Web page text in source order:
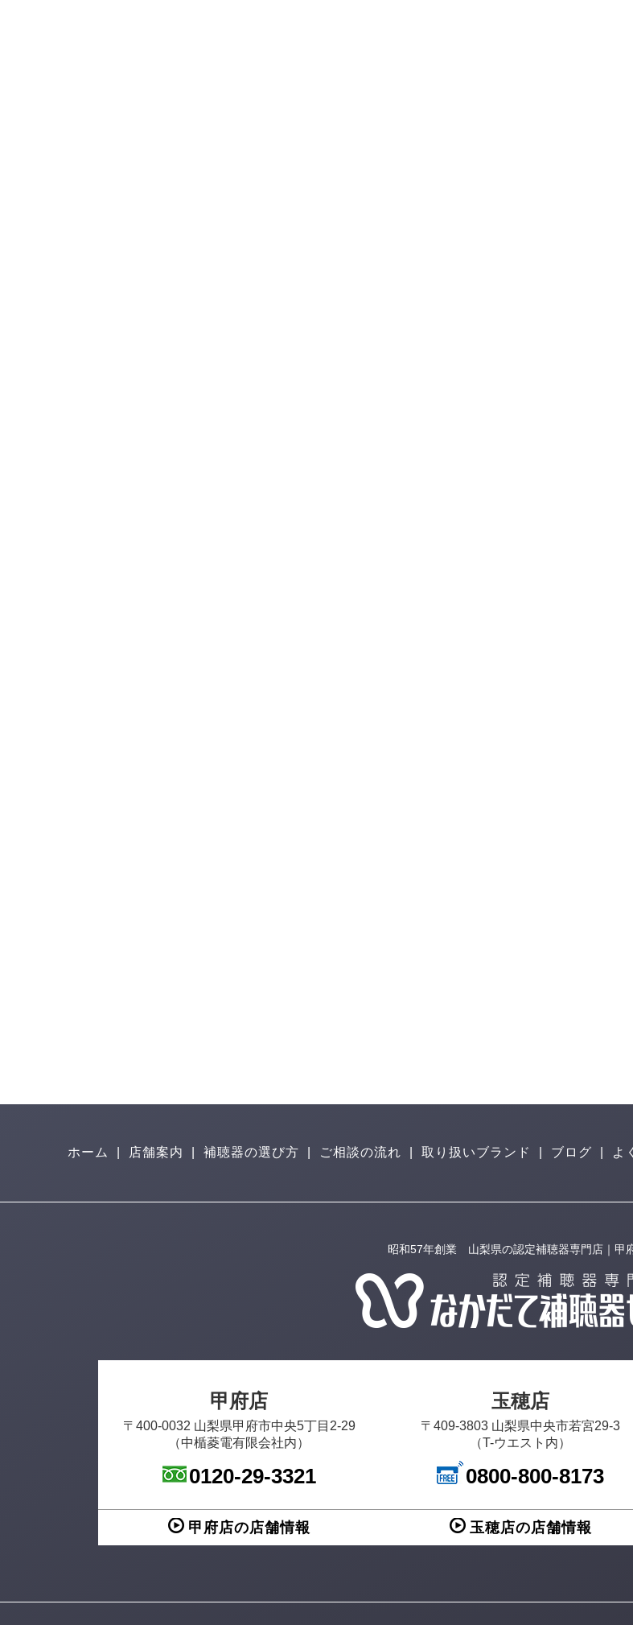
ホーム 店舗案内 補聴器の選び方 ご相談の流れ 取り扱いブランド ブログ よ
昭和57年創業 山梨県の認定補聴器専門店｜甲
甲府店
〒400-0032 山梨県甲府市中央5丁目2-29
（中楯菱電有限会社内）
0120-29-3321
甲府店の店舗情報
玉穂店
〒409-3803 山梨県中央市若宮29-3
（T-ウエスト内）
0800-800-8173
玉穂店の店舗情報